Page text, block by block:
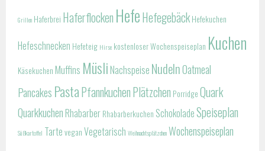
Grillen Haferbrei Haferflocken HefeHefegebäck Hefekuchen
Hefeschnecken Hefeteig Hirse kostenloser Wochenspeiseplan Kuchen
Käsekuchen Muffins Müsli Nachspeise NudelnOatmeal
Pancakes PastaPfannkuchenPlätzchen Porridge Quark
Quarkkuchen Rhabarber Rhabarberkuchen SchokoladeSpeiseplan
Süßkartoffel Tarte vegan Vegetarisch Weihnachtsplätzchen Wochenspeiseplan